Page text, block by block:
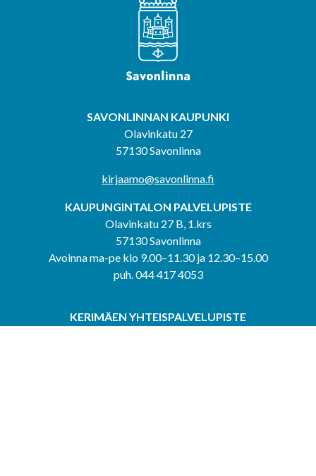
SAVONLINNAN KAUPUNKI
Olavinkatu 27
57130 Savonlinna
kirjaamo@savonlinna.fi
KAUPUNGINTALON PALVELUPISTE
Olavinkatu 27 B, 1.krs
57130 Savonlinna
Avoinna ma-pe klo 9.00–11.30 ja 12.30–15.00
puh. 044 417 4053
KERIMÄEN YHTEISPALVELUPISTE